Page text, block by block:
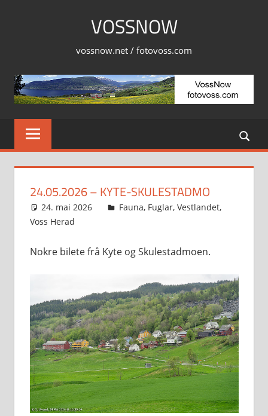
VOSSNOW
vossnow.net / fotovoss.com
24.05.2026 – KYTE-SKULESTADMO
24. mai 2026 Svein
Fauna, Fuglar, Vestlandet,
Voss Herad
Nokre bilete frå Kyte og Skulestadmoen.